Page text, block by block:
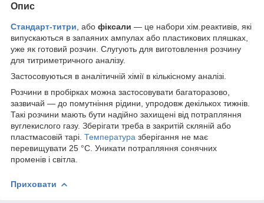
Опис
Стандарт-титри , або фіксали — це набори хім.реактивів, які
випускаються в запаяних ампулах або пластикових пляшках,
уже як готовий розчин. Слугують для виготовлення розчину
для титриметричного аналізу.
Застосовуються в аналітичній хімії в кількісному аналізі.
Розчини в пробірках можна застосовувати багаторазово,
зазвичай — до помутніння рідини, упродовж декількох тижнів.
Такі розчини мають бути надійно захищені від потрапляння
вуглекислого газу. Зберігати треба в закритій скляній або
пластмасовій тарі. Температура зберігання не має
перевищувати 25 °C. Уникати потрапляння сонячних
променів і світла.
Приховати